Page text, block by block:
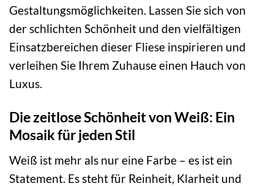
Gestaltungsmöglichkeiten. Lassen Sie sich von
der schlichten Schönheit und den vielfältigen
Einsatzbereichen dieser Fliese inspirieren und
verleihen Sie Ihrem Zuhause einen Hauch von
Luxus.
Die zeitlose Schönheit von Weiß: Ein
Mosaik für jeden Stil
Weiß ist mehr als nur eine Farbe – es ist ein
Statement. Es steht für Reinheit, Klarheit und